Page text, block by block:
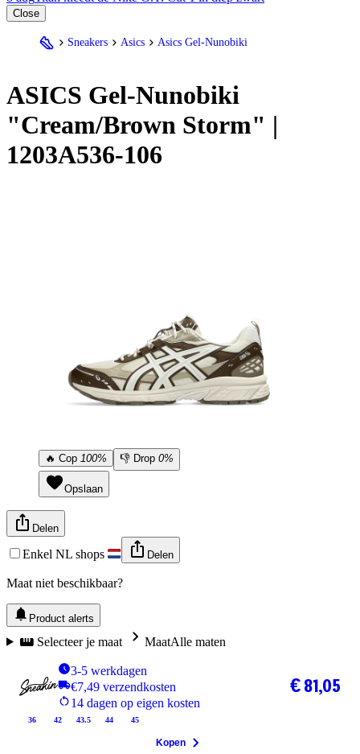
Close
Sneakers Asics Asics Gel-Nunobiki
ASICS Gel-Nunobiki
"Cream/Brown Storm" |
1203A536-106
🔥 Cop 100% 👎 Drop 0%
Opslaan
Delen
Enkel NL shops Delen
Maat niet beschikbaar?
Product alerts
Selecteer je maat MaatAlle maten
3-5 werkdagen
€7,49 verzendkosten
14 dagen op eigen kosten
36 42 43.5 44 45
€ 81,05
Kopen